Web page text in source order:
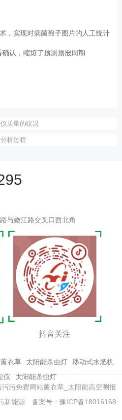
，实现对病菌孢子图片的人工统计
认，缩短了预测预报周期
质量的状况
析过程
与嫩江路交叉口西北角
抖音关注
衣草 太阳能杀虫灯
移动式水肥机
仪
太阳能杀虫灯
污免费网站薰衣草_太阳能高空测报
新能源 备案号：豫ICP备18016168